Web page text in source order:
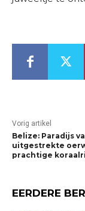
Vorig artikel
Belize: Paradijs
uitgestrekte
prachtige
EERDERE